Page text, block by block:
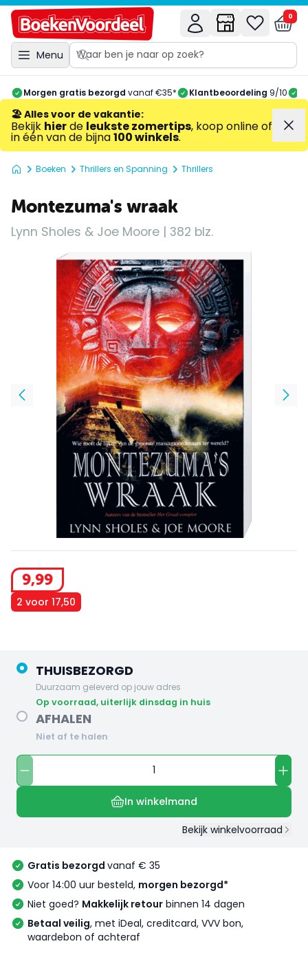
Menu
0
Morgen gratis bezorgd vanaf €35* Klantbeoordeling 9/10
🏖️ Alles voor de vakantie:
Bekijk hierde leukste zomertips, koop online of
in één van de bijna100 winkels.
Boeken Thrillers en Spanning Thrillers
Montezuma's wraak
Lynn Sholes & Joe Moore | 382 blz.
9,99
2 voor 17,50
THUISBEZORGD
Duurzaam geleverd op jouw adres
op voorraad, uiterlijk dinsdag in huis
AFHALEN
Niet af te halen
In winkelmand
Bekijk winkelvoorraad
Gratis bezorgd vanaf € 35
Voor 14:00 uur besteld, morgen bezorgd*
Niet goed? Makkelijk retour binnen 14 dagen
Betaal veilig, met iDeal, creditcard, VVV bon,
waardebon of achteraf